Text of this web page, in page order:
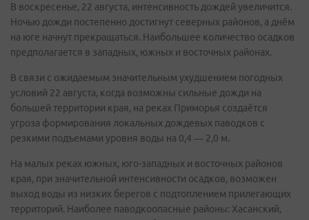
В воскресенье, 22 августа, интенсивность дождей увеличится.
Ночью дожди постепенно достигнут северных районов, а днём
на юге начнут прекращаться. Наибольшее количество осадков
предполагается в западных, южных и восточных районах.
В связи с ожидаемым значительным ухудшением погодных
условий 22 августа, когда возможны сильные дожди на
большей территории края, на реках Приморья создаётся
угроза формирования локальных дождевых паводков с
резкими подъемами уровня воды на 0,4 — 2,0 м.
На малых реках южных, юго-западных и восточных районов
края, при значительной интенсивности осадков, возможен
выход воды из низких берегов с подтоплением прилегающих
территорий. Наиболее паводкоопасные районы: Хасанский,